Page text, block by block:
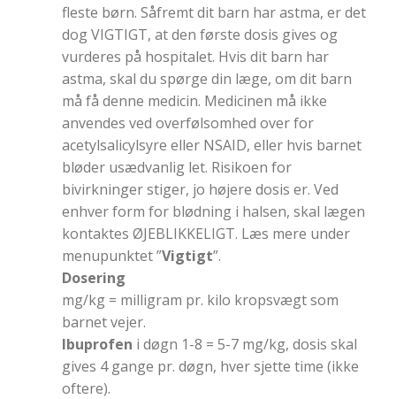
fleste børn. Såfremt dit barn har astma, er det
dog VIGTIGT, at den første dosis gives og
vurderes på hospitalet. Hvis dit barn har
astma, skal du spørge din læge, om dit barn
må få denne medicin. Medicinen må ikke
anvendes ved overfølsomhed over for
acetylsalicylsyre eller NSAID, eller hvis barnet
bløder usædvanlig let. Risikoen for
bivirkninger stiger, jo højere dosis er. Ved
enhver form for blødning i halsen, skal lægen
kontaktes ØJEBLIKKELIGT. Læs mere under
menupunktet ”Vigtigt”.
Dosering
mg/kg = milligram pr. kilo kropsvægt som
barnet vejer.
Ibuprofen i døgn 1-8 = 5-7 mg/kg, dosis skal
gives 4 gange pr. døgn, hver sjette time (ikke
oftere).